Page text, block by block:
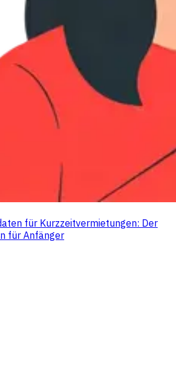
für Kurzzeitvermietungen: Der
für Anfänger